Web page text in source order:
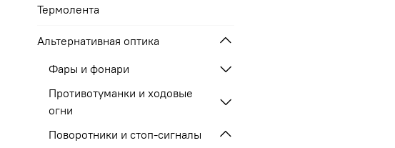
Термолента
Альтернативная оптика
Фары и фонари
Противотуманки и ходовые
огни
Поворотники и стоп-сигналы